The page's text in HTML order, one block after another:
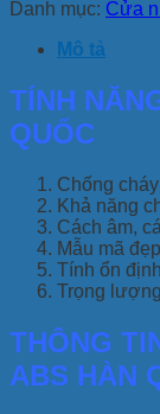
Danh mục: Cửa
Mô tả
TÍNH
QUỐC
Chống
Khả năng
Cách âm,
Mẫu mã
Tính ổn
Trọng
THÔNG
ABS HÀN